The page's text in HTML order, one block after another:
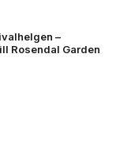
–
Rosendal Garden